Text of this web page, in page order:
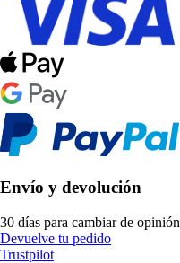
Envío y devolución
30 días para cambiar de opinión
Devuelve tu pedido
Trustpilot